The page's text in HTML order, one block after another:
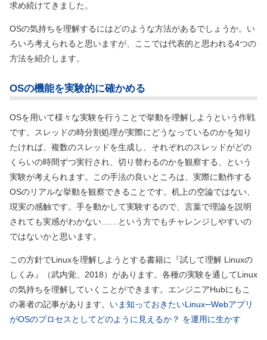
求め続けてきました。
OSの気持ちを理解するにはどのような方法があるでしょうか。い
ろいろ考えられると思いますが、ここでは代表的と思われる4つの
方法を紹介します。
OSの機能を実験的に確かめる
OSを用いて様々な実験を行うことで挙動を理解しようという作戦
です。スレッドの時分割処理が実際にどうなっているのかを知り
たければ、複数のスレッドを生成し、それぞれのスレッドがどの
くらいの時間ずつ実行され、切り替わるのかを観察する、という
実験が考えられます。この手法の良いところは、実際に動作する
OSのリアルな挙動を観察できることです。机上の空論ではない、
現実の感触です。手を動かして実験するので、言葉で理論を説明
されても実感がわかない……という方でもチャレンジしやすいの
ではないかと思います。
この方針でLinuxを理解しようとする書籍に『試して理解 Linuxの
しくみ』（武内覚、2018）があります。各種の実験を通してLinux
の気持ちを理解していくことができます。エンジニアHubにもこ
の著者の記事があります。 いま知っておきたいLinux─Webアプリ
がOSのプロセスとしてどのように見えるか？ を運用に生かす